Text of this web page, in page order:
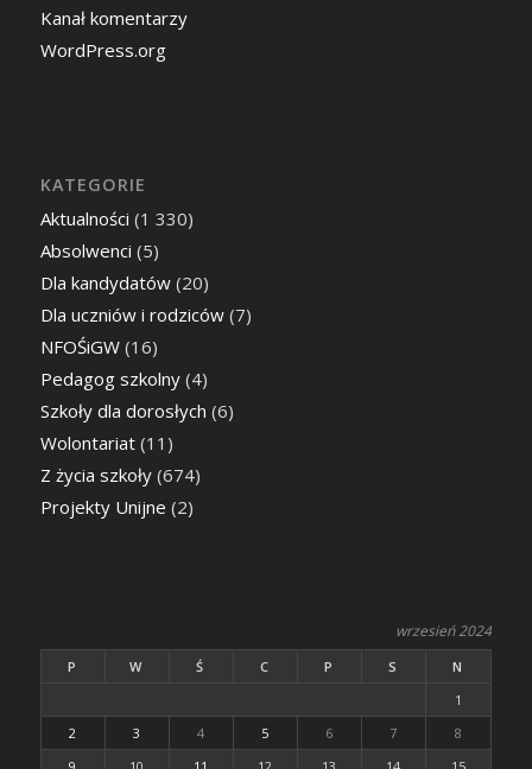
Kanał komentarzy
WordPress.org
KATEGORIE
Aktualności (1 330)
Absolwenci (5)
Dla kandydatów(20)
Dla uczniów i rodziców(7)
NFOŚiGW(16)
Pedagog szkolny(4)
Szkoły dla dorosłych (6)
Wolontariat(11)
Z życia szkoły(674)
Projekty Unijne (2)
wrzesień 2024
P W Ś C P S
N
1
2
3 4 5 6 7
8